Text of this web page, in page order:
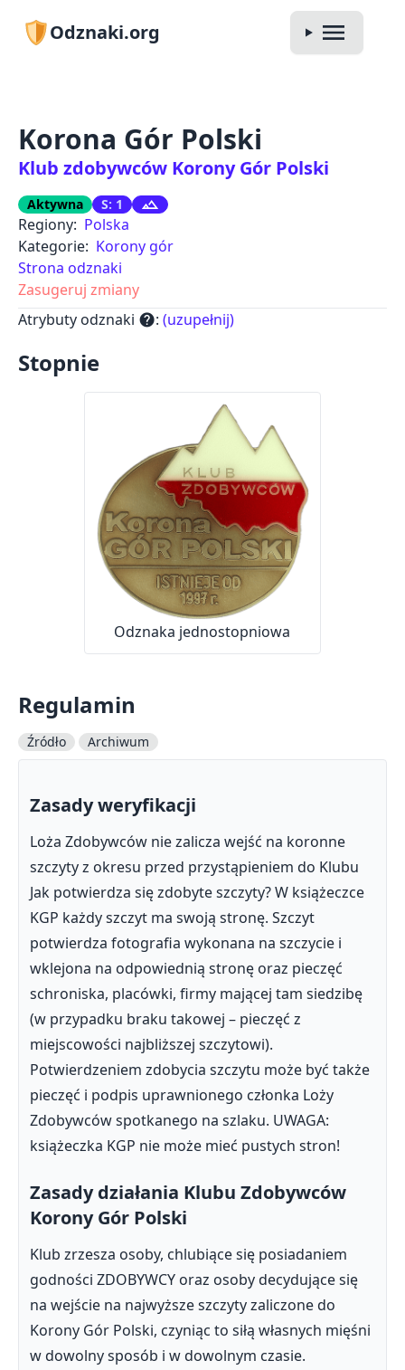
Odznaki.org
Korona Gór Polski
Klub zdobywców Korony Gór Polski
Aktywna S: 1
Regiony: Polska
Kategorie: Korony gór
Strona odznaki
Zasugeruj zmiany
Atrybuty odznaki help: (uzupełnij)
Stopnie
Odznaka jednostopniowa
Regulamin
Źródło Archiwum
Zasady weryfikacji
Loża Zdobywców nie zalicza wejść na koronne
szczyty z okresu przed przystąpieniem do Klubu
Jak potwierdza się zdobyte szczyty? W książeczce
KGP każdy szczyt ma swoją stronę. Szczyt
potwierdza fotografia wykonana na szczycie i
wklejona na odpowiednią stronę oraz pieczęć
schroniska, placówki, firmy mającej tam siedzibę
(w przypadku braku takowej – pieczęć z
miejscowości najbliższej szczytowi).
Potwierdzeniem zdobycia szczytu może być także
pieczęć i podpis uprawnionego członka Loży
Zdobywców spotkanego na szlaku. UWAGA:
książeczka KGP nie może mieć pustych stron!
Zasady działania Klubu Zdobywców
Korony Gór Polski
Klub zrzesza osoby, chlubiące się posiadaniem
godności ZDOBYWCY oraz osoby decydujące się
na wejście na najwyższe szczyty zaliczone do
Korony Gór Polski, czyniąc to siłą własnych mięśni
w dowolny sposób i w dowolnym czasie.